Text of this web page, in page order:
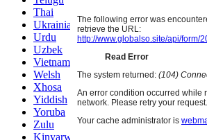
Thai
Ukrainian
Urdu
Uzbek
Vietnamese
Welsh
Xhosa
Yiddish
Yoruba
Zulu
Kinyarwanda